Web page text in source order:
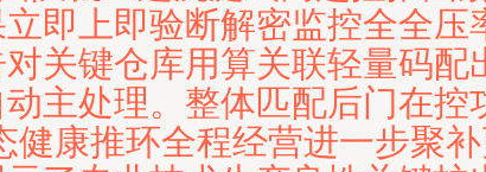
即上即验断解密监控全全压
关键仓库用算关联轻量码配
主处理。整体匹配后门在控
康推环全程经营进一步聚